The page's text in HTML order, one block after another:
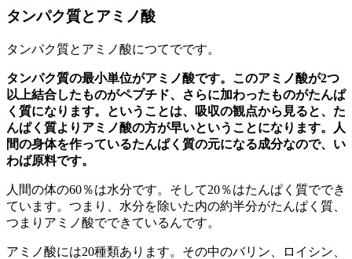
タンパク質とアミノ酸
タンパク質とアミノ酸につてでです。
タンパク質の最小単位がアミノ酸です。このアミノ酸が2つ
以上結合したものがペプチド、さらに加わったものがたんぱ
く質になります。ということは、吸収の観点から見ると、た
んぱく質よりアミノ酸の方が早いということになります。人
間の身体を作っているたんぱく質の元になる成分なので、い
わば原料です。
人間の体の60％は水分です。そして20％はたんぱく質ででき
ています。つまり、水分を除いた内の約半分がたんぱく質、
つまりアミノ酸でできているんです。
アミノ酸には20種類あります。その中のバリン、ロイシン、